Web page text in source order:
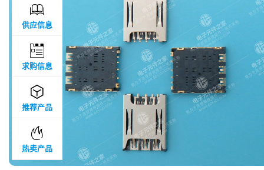

供应信息

求购信息

推荐产品

热卖产品